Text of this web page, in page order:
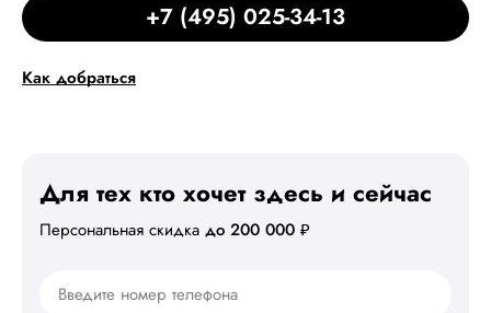
+7 (495) 025-34-13
Как добраться
Для тех кто хочет здесь и сейчас
Персональная скидка до 200 000 ₽